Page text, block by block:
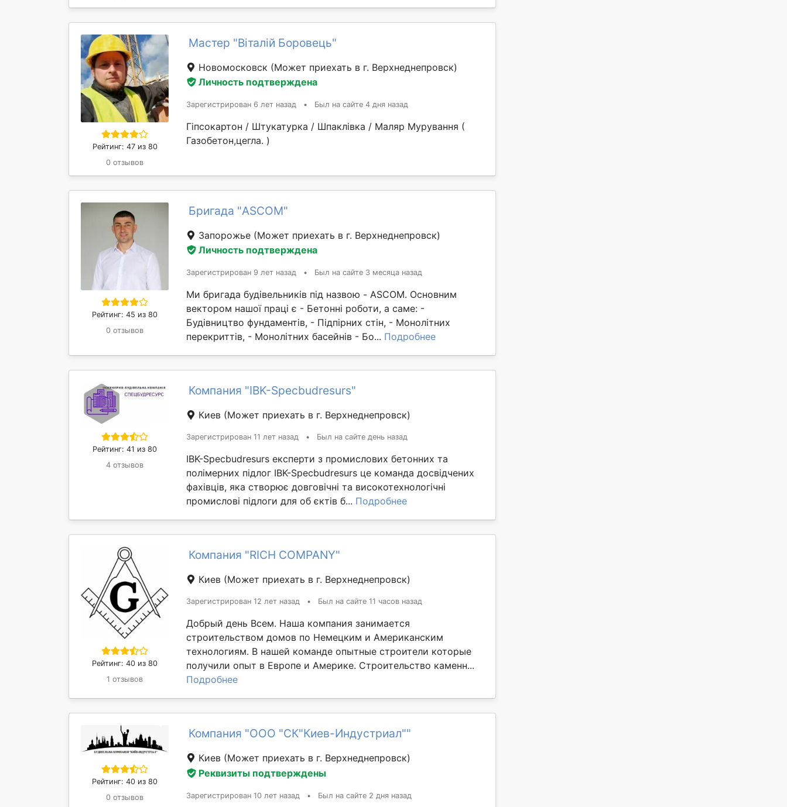
Рейтинг: 47 из 80
0 отзывов
Мастер "Віталій Боровець"
Новомосковск (Может приехать в г. Верхнеднепровск)
Личность подтверждена
Зарегистрирован 6 лет назад • Был на сайте 4 дня назад
Гіпсокартон / Штукатурка / Шпаклівка / Маляр Мурування (
Газобетон,цегла. )​​​​​​​
Рейтинг: 45 из 80
0 отзывов
Бригада "ASCOM"
Запорожье (Может приехать в г. Верхнеднепровск)
Личность подтверждена
Зарегистрирован 9 лет назад • Был на сайте 3 месяца назад
Ми бригада будівельників під назвою - ASCOM. Основним
вектором нашої праці є - Бетонні роботи, а саме: -
Будівництво фундаментів, - Підпірних стін, - Монолітних
перекриттів, - Монолітних басейнів - Бо... Подробнее
Рейтинг: 41 из 80
4 отзывов
Компания "IBK-Specbudresurs"
Киев (Может приехать в г. Верхнеднепровск)
Зарегистрирован 11 лет назад • Был на сайте день назад
IBK-Specbudresurs експерти з промислових бетонних та
полімерних підлог IBK-Specbudresurs це команда досвідчених
фахівців, яка створює довговічні та високотехнологічні
промислові підлоги для об єктів б... Подробнее
Рейтинг: 40 из 80
1 отзывов
Компания "RICH COMPANY"
Киев (Может приехать в г. Верхнеднепровск)
Зарегистрирован 12 лет назад • Был на сайте 11 часов назад
Добрый день Всем. Наша компания занимается
строительством домов по Немецким и Американским
технологиям. В нашей команде опытные строители которые
получили опыт в Европе и Америке. Строительство каменн...
Подробнее
Рейтинг: 40 из 80
0 отзывов
Компания "ООО "СК"Киев-Индустриал""
Киев (Может приехать в г. Верхнеднепровск)
Реквизиты подтверждены
Зарегистрирован 10 лет назад • Был на сайте 2 дня назад